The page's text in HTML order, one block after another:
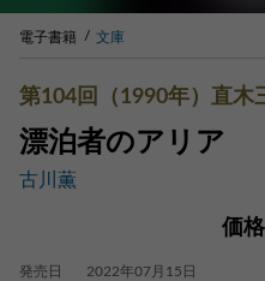
電子書籍 文庫
第104回（1990年）直木
漂泊者のアリア
古川薫
価格
発売日
2022年07月15日